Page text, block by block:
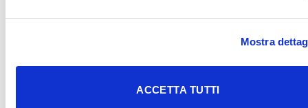
Mostra
ACCETTA TUTTI
700x700 mm circa